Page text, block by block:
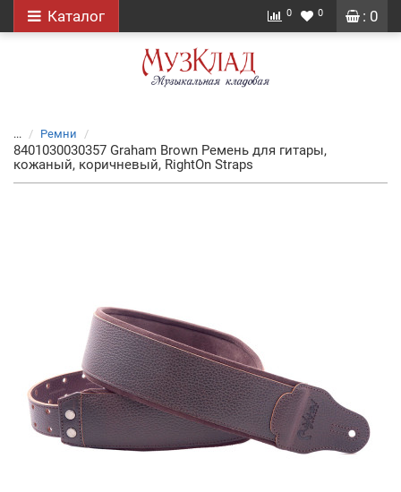
: 0
Каталог 0 0
... Ремни
8401030030357 Graham Brown Ремень для гитары,
кожаный, коричневый, RightOn Straps